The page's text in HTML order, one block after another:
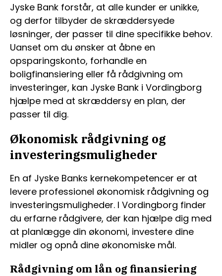
Jyske Bank forstår, at alle kunder er unikke,
og derfor tilbyder de skræddersyede
løsninger, der passer til dine specifikke behov.
Uanset om du ønsker at åbne en
opsparingskonto, forhandle en
boligfinansiering eller få rådgivning om
investeringer, kan Jyske Bank i Vordingborg
hjælpe med at skræddersy en plan, der
passer til dig.
Økonomisk rådgivning og
investeringsmuligheder
En af Jyske Banks kernekompetencer er at
levere professionel økonomisk rådgivning og
investeringsmuligheder. I Vordingborg finder
du erfarne rådgivere, der kan hjælpe dig med
at planlægge din økonomi, investere dine
midler og opnå dine økonomiske mål.
Rådgivning om lån og finansiering